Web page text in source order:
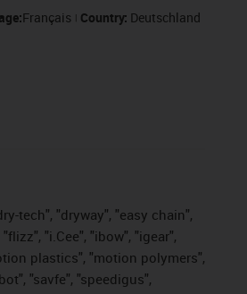
Français Country: Deutschland
tech", "dryway", "easy chain",
"i.Cee", "ibow", "igear",
plastics", "motion polymers",
"savfe", "speedigus",